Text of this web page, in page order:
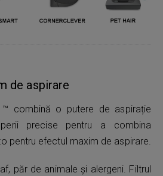
de aspirare
™ combină o putere de aspirație
precise pentru a combina
pentru efectul maxim de aspirare.
păr de animale și alergeni. Filtrul